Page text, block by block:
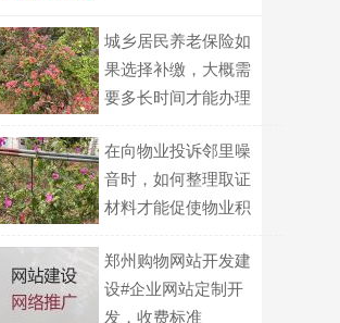
城乡居民养老保险如
果选择补缴，大概需
要多长时间才能办理
在向物业投诉邻里噪
音时，如何整理取证
材料才能促使物业积
郑州购物网站开发建
设#企业网站定制开
发，收费标准